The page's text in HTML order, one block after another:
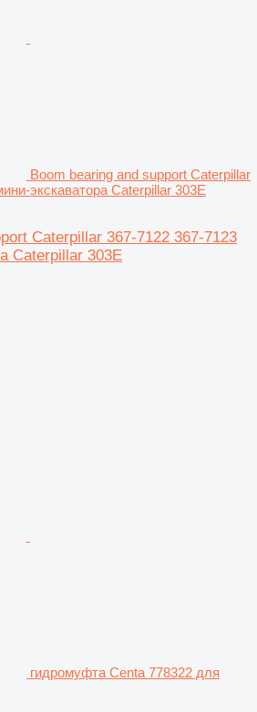
Boom bearing and support Caterpillar
экскаватора Caterpillar 303E
Caterpillar 367-7122 367-7123
Caterpillar 303E
гидромуфта Centa 778322 для